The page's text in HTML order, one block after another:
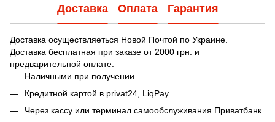
Доставка Оплата Гарантия
Доставка осуществляеться Новой Почтой по Украине.
Доставка бесплатная при заказе от 2000 грн. и
предварительной оплате.
Наличными при получении.
Кредитной картой в privat24, LiqPay.
Через кассу или терминал самообслуживания Приватбанк.